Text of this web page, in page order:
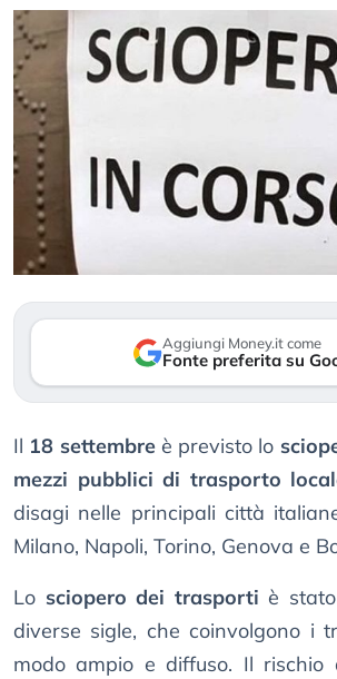
Aggiungi Money.it come
Fonte preferita su
Il 18 settembreè previsto lo
mezzi pubblici di trasporto
disagi nelle principali città
Milano, Napoli, Torino, Genova e
Lo sciopero dei trasporti è
diverse sigle, che coinvolgono i
modo ampio e diffuso. Il